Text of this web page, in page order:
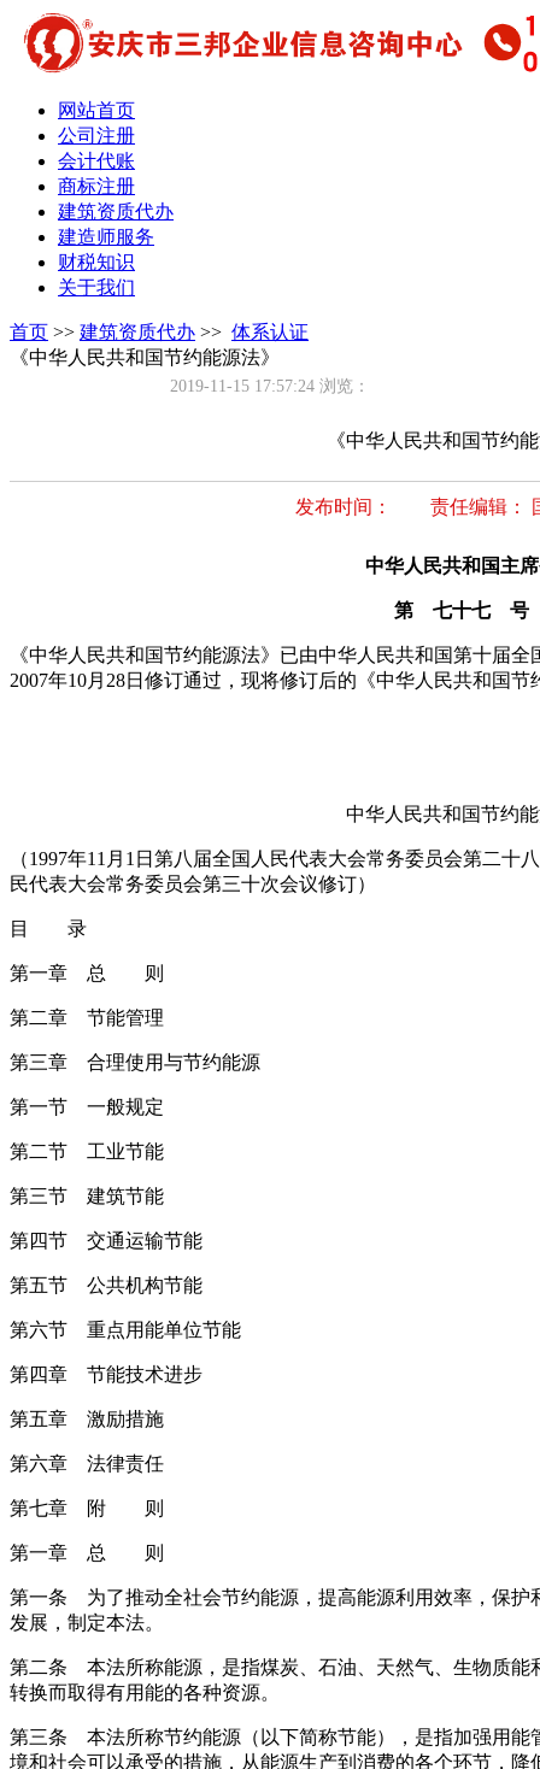
网站首页
公司注册
会计代账
商标注册
建筑资质代办
建造师服务
财税知识
关于我们
首页 >> 建筑资质代办 >> 体系认证
《中华人民共和国节约能源法》
2019-11-15 17:57:24 浏览：
《中华人民共和国节约
发布时间： 责任编辑：
中华人民共和国主
第 七十七 号
《中华人民共和国节约能源法》已由中华人民共和国第十届
2007年10月28日修订通过，现将修订后的《中华人民共和国
中华人民共和国节约
（1997年11月1日第八届全国人民代表大会常务委员会第二
民代表大会常务委员会第三十次会议修订）
目 录
第一章 总 则
第二章 节能管理
第三章 合理使用与节约能源
第一节 一般规定
第二节 工业节能
第三节 建筑节能
第四节 交通运输节能
第五节 公共机构节能
第六节 重点用能单位节能
第四章 节能技术进步
第五章 激励措施
第六章 法律责任
第七章 附 则
第一章 总 则
第一条 为了推动全社会节约能源，提高能源利用效率，保护
发展，制定本法。
第二条 本法所称能源，是指煤炭、石油、天然气、生物质能
转换而取得有用能的各种资源。
第三条 本法所称节约能源（以下简称节能），是指加强用能
境和社会可以承受的措施，从能源生产到消费的各个环节，